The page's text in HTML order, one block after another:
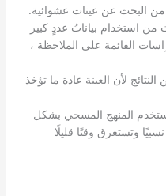
من البحث عن عينات عشوائية.
استخدام بياناتُ عددٍ كبير
القائمة على الملاحظة ،
لأن العينة عادة ما تؤخذ
المنهج المسحي بشكل
وتستغرق وقتًا قليلًا